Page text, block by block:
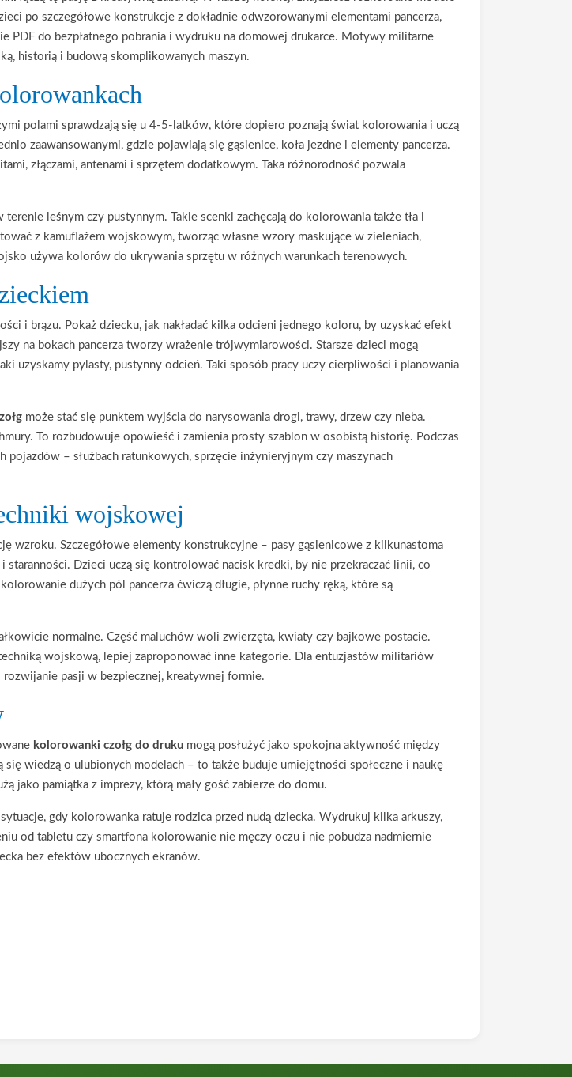
po szczegółowe konstrukcje z dokładnie odwzorowanymi elementami pancerza,
PDF do bezpłatnego pobrania i wydruku na domowej drukarce. Motywy militarne
historią i budową skomplikowanych maszyn.
polami sprawdzają się u 4-5-latków, które dopiero poznają świat kolorowania i uczą
zaawansowanymi, gdzie pojawiają się gąsienice, koła jezdne i elementy pancerza.
złączami, antenami i sprzętem dodatkowym. Taka różnorodność pozwala
leśnym czy pustynnym. Takie scenki zachęcają do kolorowania także tła i
z kamuflażem wojskowym, tworząc własne wzory maskujące w zieleniach,
używa kolorów do ukrywania sprzętu w różnych warunkach terenowych.
i brązu. Pokaż dziecku, jak nakładać kilka odcieni jednego koloru, by uzyskać efekt
na bokach pancerza tworzy wrażenie trójwymiarowości. Starsze dzieci mogą
uzyskamy pylasty, pustynny odcień. Taki sposób pracy uczy cierpliwości i planowania
może stać się punktem wyjścia do narysowania drogi, trawy, drzew czy nieba.
To rozbudowuje opowieść i zamienia prosty szablon w osobistą historię. Podczas
– służbach ratunkowych, sprzęcie inżynieryjnym czy maszynach
wojskowej
wzroku. Szczegółowe elementy konstrukcyjne – pasy gąsienicowe z kilkunastoma
staranności. Dzieci uczą się kontrolować nacisk kredki, by nie przekraczać linii, co
dużych pól pancerza ćwiczą długie, płynne ruchy ręką, które są
normalne. Część maluchów woli zwierzęta, kwiaty czy bajkowe postacie.
wojskową, lepiej zaproponować inne kategorie. Dla entuzjastów militariów
pasji w bezpiecznej, kreatywnej formie.
kolorowanki czołg do druku mogą posłużyć jako spokojna aktywność między
wiedzą o ulubionych modelach – to także buduje umiejętności społeczne i naukę
jako pamiątka z imprezy, którą mały gość zabierze do domu.
gdy kolorowanka ratuje rodzica przed nudą dziecka. Wydrukuj kilka arkuszy,
od tabletu czy smartfona kolorowanie nie męczy oczu i nie pobudza nadmiernie
bez efektów ubocznych ekranów.